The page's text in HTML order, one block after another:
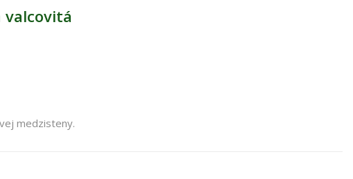
valcovitá
medzisteny.